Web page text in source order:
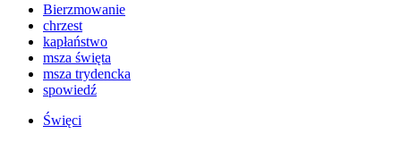
Bierzmowanie
chrzest
kapłaństwo
msza święta
msza trydencka
spowiedź
Święci